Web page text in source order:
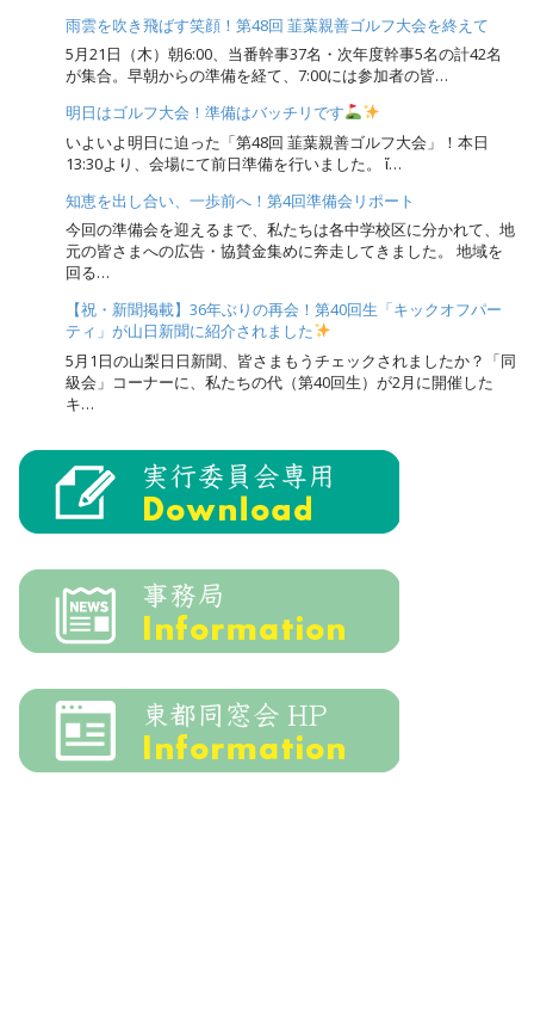
雨雲を吹き飛ばす笑顔！第48回 韮葉親善ゴルフ大会を終えて
5月21日（木）朝6:00、当番幹事37名・次年度幹事5名の計42名
が集合。早朝からの準備を経て、7:00には参加者の皆…
明日はゴルフ大会！準備はバッチリです
いよいよ明日に迫った「第48回 韮葉親善ゴルフ大会」！本日
13:30より、会場にて前日準備を行いました。 ἴ…
知恵を出し合い、一歩前へ！第4回準備会リポート
今回の準備会を迎えるまで、私たちは各中学校区に分かれて、地
元の皆さまへの広告・協賛金集めに奔走してきました。 地域を
回る…
【祝・新聞掲載】36年ぶりの再会！第40回生「キックオフパー
ティ」が山日新聞に紹介されました
5月1日の山梨日日新聞、皆さまもうチェックされましたか？「同
級会」コーナーに、私たちの代（第40回生）が2月に開催した
キ…